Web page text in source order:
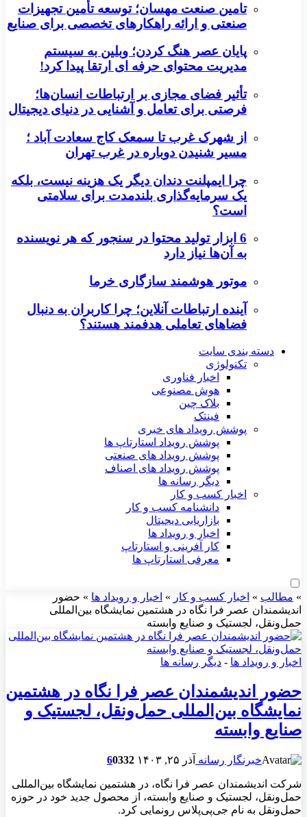
تامین صنعت مهسان؛ توسعه تأمین تجهیزات
صنعتی و ارائه راهکارهای تخصصی برای صنایع
پایان عصر هنگ کردن؛ وبلین به سیستم
مدیریت محتوای حرفه ای ارتقا پیدا کرد!
تأثیر فضای مجازی بر ارتباطات انسان‌ها؛
فرصتی برای تعامل و آشنایی در دنیای دیجیتال
از شهرک غرب تا سمعک کاج سعادت آباد ؛
مسیر شنیدن دوباره در غرب تهران
چرا ایمپلنت دندان دیگر یک هزینه نیست، بلکه
یک سرمایه‌گذاری بلندمدت برای سلامتی
است؟
6 ابزار تولید محتوا در سنجور که هر نویسنده
به آن‌ها نیاز دارد
موتور هوشمند سازگاری خرما
آینده ارتباطات آنلاین؛ چرا کاربران به دنبال
فضاهای تعاملی هدفمند هستند؟
دسته بندی سایت
تکنولوژی
اخبار فناوری
هوش مصنوعی
بلاک چین
فینتک
پوشش رویداد های خبری
پوشش رویداد استارتاپ ها
پوشش رویداد های صنعتی
پوشش رویداد های اصناف
دیگر رسانه ها
اخبار کسب و کار
دانشنامه کسب و کار
بازاریابی دیجیتال
اخبار و رویداد ها
کار آفرینی و استارتاپ
معرفی استارتاپ ها
» مطالب » اخبار کسب و کار » اخبار و رویداد ها » حضور
اندیشمندان عصر فرا نگاه در هشتمین نمایشگاه بین‌المللی
حمل‌ونقل، لجستیک و صنایع وابسته
اخبار و رویداد ها - دیگر رسانه ها
حضور اندیشمندان عصر فرا نگاه در هشتمین
نمایشگاه بین‌المللی حمل‌ونقل، لجستیک و
صنایع وابسته
خبرنگار رسانه آذر ۲۵, ۱۴۰۳ 60332
شرکت اندیشمندان عصر فرا نگاه، در هشتمین نمایشگاه بین‌المللی
حمل‌ونقل، لجستیک و صنایع وابسته، از محصول جدید خود در حوزه
حمل‌ونقل به نام جی‌پی‌پلاس رونمایی کرد.